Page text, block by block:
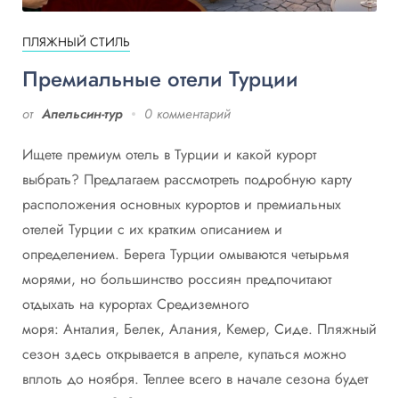
ПЛЯЖНЫЙ СТИЛЬ
Премиальные отели Турции
от Апельсин-тур 0 комментарий
Ищете премиум отель в Турции и какой курорт
выбрать? Предлагаем рассмотреть подробную карту
расположения основных курортов и премиальных
отелей Турции с их кратким описанием и
определением. Берега Турции омываются четырьмя
морями, но большинство россиян предпочитают
отдыхать на курортах Средиземного
моря: Анталия, Белек, Алания, Кемер, Сиде. Пляжный
сезон здесь открывается в апреле, купаться можно
вплоть до ноября. Теплее всего в начале сезона будет